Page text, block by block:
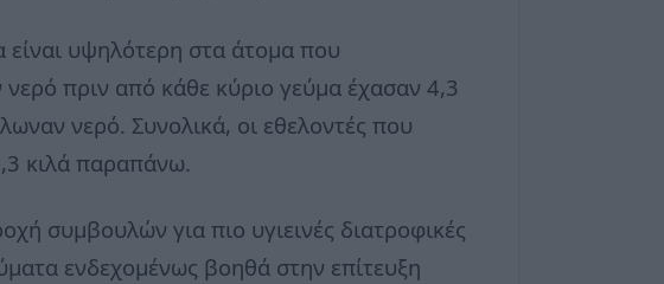
υψηλότερη στα άτομα που
πριν από κάθε κύριο γεύμα έχασαν 4,3
νερό. Συνολικά, οι εθελοντές που
κιλά παραπάνω.
συμβουλών για πιο υγιεινές διατροφικές
ενδεχομένως βοηθά στην επίτευξη